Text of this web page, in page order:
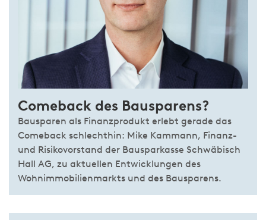
Comeback des Bausparens?
Bausparen als Finanzprodukt erlebt gerade das
Comeback schlechthin: Mike Kammann, Finanz-
und Risikovorstand der Bausparkasse Schwäbisch
Hall AG, zu aktuellen Entwicklungen des
Wohnimmobilienmarkts und des Bausparens.